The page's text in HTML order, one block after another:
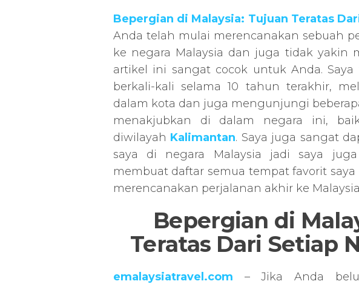
Bepergian di Malaysia: Tujuan Teratas
Anda telah mulai merencanakan sebuah
ke negara Malaysia dan juga tidak yakin
artikel ini sangat cocok untuk Anda.
berkali-kali selama 10 tahun terakhir,
dalam kota dan juga mengunjungi
menakjubkan di dalam negara ini,
diwilayah Kalimantan. Saya juga sangat
saya di negara Malaysia jadi saya
membuat daftar semua tempat favorit
merencanakan perjalanan akhir ke
Bepergian di
Teratas Dari Setiap
emalaysiatravel.com – Jika Anda